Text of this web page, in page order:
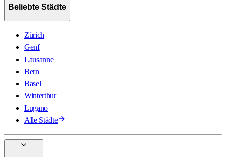
Beliebte Städte
Zürich
Genf
Lausanne
Bern
Basel
Winterthur
Lugano
Alle Städte